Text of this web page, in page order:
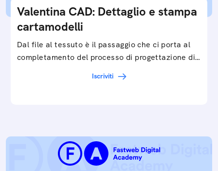
Valentina CAD: Dettaglio e stampa
cartamodelli
Dal file al tessuto è il passaggio che ci porta al
completamento del processo di progettazione di
Iscriviti